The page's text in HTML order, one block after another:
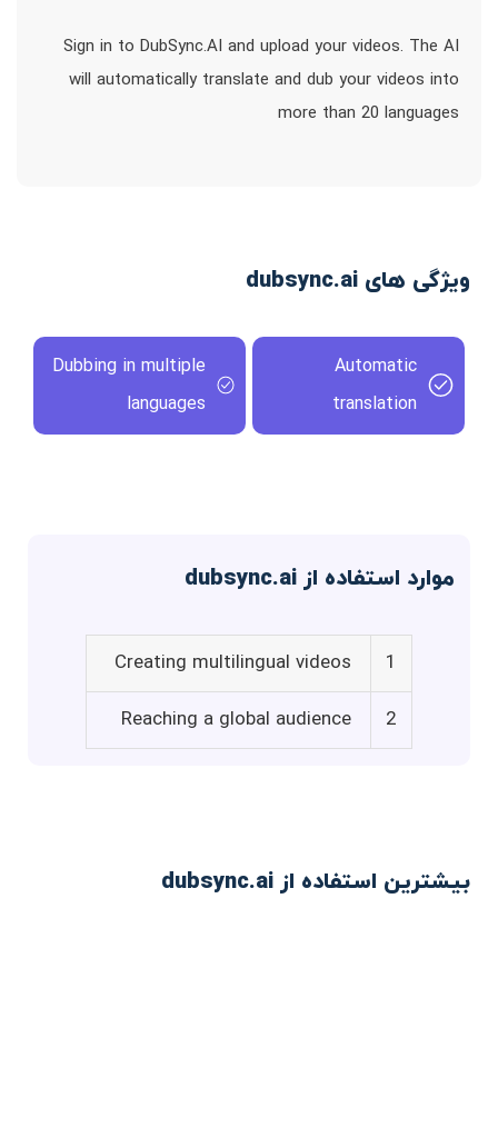
Sign in to DubSync.AI and upload your videos. The AI
will automatically translate and dub your videos into
more than 20 languages
ویژگی های dubsync.ai
Automatic
translation
Dubbing in multiple
languages
موارد استفاده از dubsync.ai
1
Creating multilingual videos
2
Reaching a global audience
بیشترین استفاده از dubsync.ai